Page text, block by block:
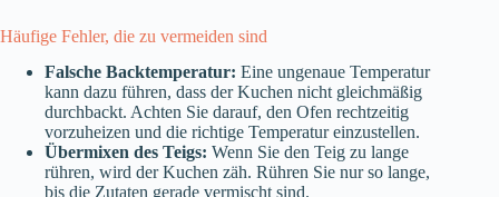
Häufige Fehler, die zu vermeiden sind
Falsche Backtemperatur: Eine ungenaue Temperatur
kann dazu führen, dass der Kuchen nicht gleichmäßig
durchbackt. Achten Sie darauf, den Ofen rechtzeitig
vorzuheizen und die richtige Temperatur einzustellen.
Übermixen des Teigs: Wenn Sie den Teig zu lange
rühren, wird der Kuchen zäh. Rühren Sie nur so lange,
bis die Zutaten gerade vermischt sind.